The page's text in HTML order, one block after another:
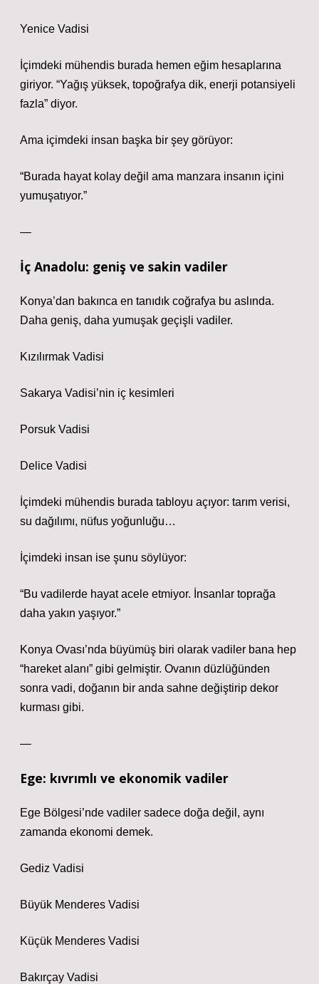
Yenice Vadisi
İçimdeki mühendis burada hemen eğim hesaplarına
giriyor. “Yağış yüksek, topoğrafya dik, enerji potansiyeli
fazla” diyor.
Ama içimdeki insan başka bir şey görüyor:
“Burada hayat kolay değil ama manzara insanın içini
yumuşatıyor.”
—
İç Anadolu: geniş ve sakin vadiler
Konya’dan bakınca en tanıdık coğrafya bu aslında.
Daha geniş, daha yumuşak geçişli vadiler.
Kızılırmak Vadisi
Sakarya Vadisi’nin iç kesimleri
Porsuk Vadisi
Delice Vadisi
İçimdeki mühendis burada tabloyu açıyor: tarım verisi,
su dağılımı, nüfus yoğunluğu…
İçimdeki insan ise şunu söylüyor:
“Bu vadilerde hayat acele etmiyor. İnsanlar toprağa
daha yakın yaşıyor.”
Konya Ovası’nda büyümüş biri olarak vadiler bana hep
“hareket alanı” gibi gelmiştir. Ovanın düzlüğünden
sonra vadi, doğanın bir anda sahne değiştirip dekor
kurması gibi.
—
Ege: kıvrımlı ve ekonomik vadiler
Ege Bölgesi’nde vadiler sadece doğa değil, aynı
zamanda ekonomi demek.
Gediz Vadisi
Büyük Menderes Vadisi
Küçük Menderes Vadisi
Bakırçay Vadisi